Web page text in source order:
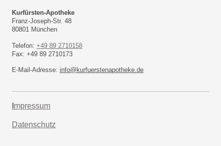
Kurfürsten-Apotheke
Franz-Joseph-Str. 48
80801 München
Telefon: +49 89 2710158
Fax: +49 89 2710173
E-Mail-Adresse: info@kurfuerstenapotheke.de
mpressum
Datenschutz